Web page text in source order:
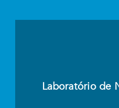
Laboratório de